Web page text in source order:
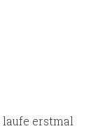
erstmal